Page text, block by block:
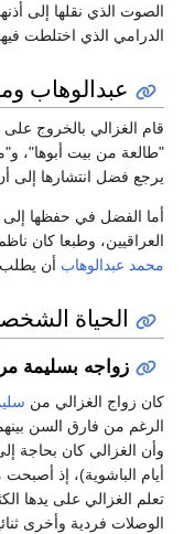
الصوت الذي نقلها إلى
الدرامي الذي اختلطت
عبدالوهاب
قام الغزالي بالخروج
"طالعة من بيت أبوها"،
يرجع فضل انتشارها إلى
أما الفضل في حفظها إلى
العراقيين، وطبعا كان
محمد عبدالوهاب أن
الحياة
زواجه بسليمة
كان زواج الغزالي من
الرغم من فارق السن
وأن الغزالي كان بحاجة
أيام الباشوية)، إذ
تعلم الغزالي على يدها
الوصلات فردية وأخرى